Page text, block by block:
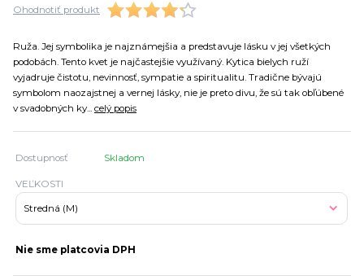
Ohodnotiť produkt
Ruža. Jej symbolika je najznámejšia a predstavuje lásku v jej všetkých
podobách. Tento kvet je najčastejšie využívaný. Kytica bielych ruží
vyjadruje čistotu, nevinnosť, sympatie a spiritualitu. Tradične bývajú
symbolom naozajstnej a vernej lásky, nie je preto divu, že sú tak obľúbené
v svadobných ky... celý popis
Dostupnosť Skladom
VEĽKOSTI
Nie sme platcovia DPH